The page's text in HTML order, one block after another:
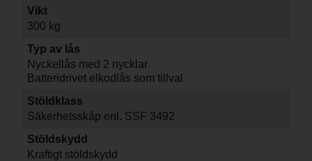
Vikt
300 kg
Typ av lås
Nyckellås med 2 nycklar
Batteridrivet elkodlås som tillval
Stöldklass
Säkerhetsskåp enl. SSF 3492
Stöldskydd
Kraftigt stöldskydd